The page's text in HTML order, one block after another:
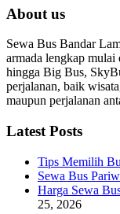
About us
Sewa Bus Bandar
armada lengkap
hingga Big Bus,
perjalanan, baik
maupun perjalanan
Latest Posts
Tips Memilih
Sewa Bus
Harga Sewa
25, 2026